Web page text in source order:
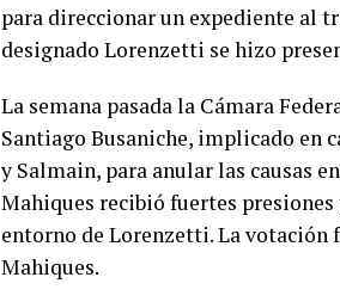
para direccionar un expediente al
designado Lorenzetti se hizo
La semana pasada la Cámara
Santiago Busaniche, implicado en
y Salmain, para anular las causas
Mahiques recibió fuertes
entorno de Lorenzetti. La votación
Mahiques.